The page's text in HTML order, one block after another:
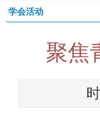
学会活动
聚焦